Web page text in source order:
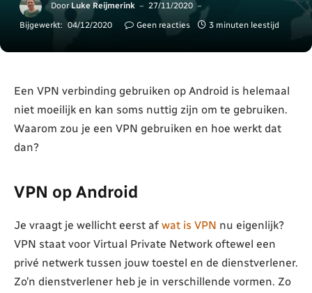
Door Luke Reijmerink
27/11/2020
Bijgewerkt: 04/12/2020 Geen reacties 3 minuten leestijd
Een VPN verbinding gebruiken op Android is helemaal
niet moeilijk en kan soms nuttig zijn om te gebruiken.
Waarom zou je een VPN gebruiken en hoe werkt dat
dan?
VPN op Android
Je vraagt je wellicht eerst af wat is VPN nu eigenlijk?
VPN staat voor Virtual Private Network oftewel een
privé netwerk tussen jouw toestel en de dienstverlener.
Zo’n dienstverlener heb je in verschillende vormen. Zo